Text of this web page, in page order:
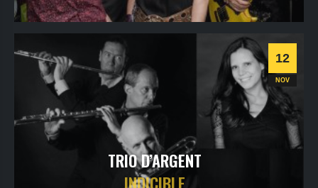
samedi 13nov2021- 20h30- SALLE 1
Progressive
12
NOV
TRIO D’ARGENT
INDICIBLE